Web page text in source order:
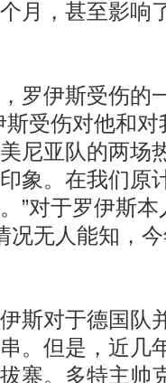
月，甚至影响
伊斯受伤的
受伤对他和
尼亚队的两场
象。在我们原
”对于罗伊斯
况无人能知，
对于德国队
。但是，近几
寨。多特主帅